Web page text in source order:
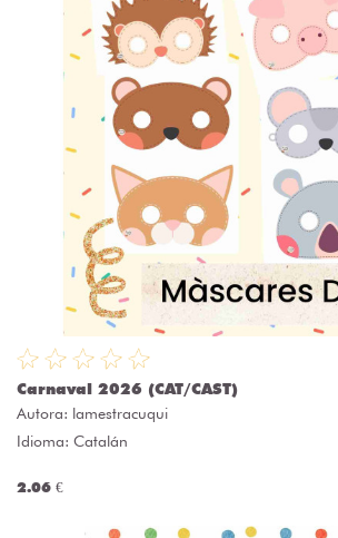
Carnaval 2026 (CAT/CAST)
Autora: lamestracuqui
Idioma: Catalán
2.06 €